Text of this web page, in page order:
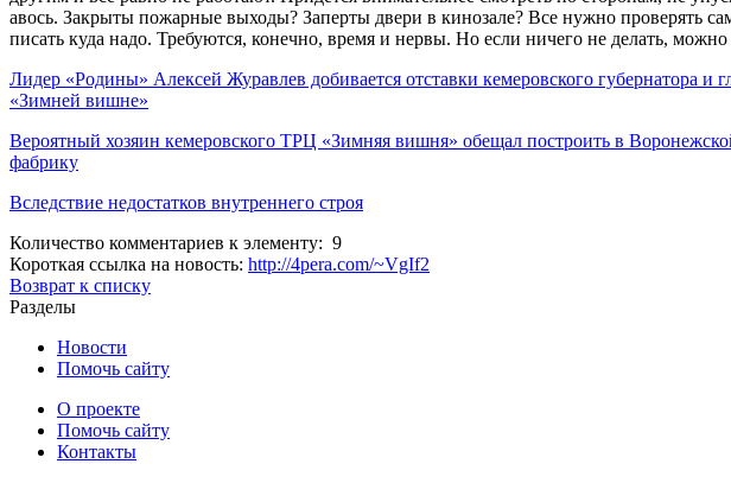
авось. Закрыты пожарные выходы? Заперты двери в кинозале? Все нужно проверять
писать куда надо. Требуются, конечно, время и нервы. Но если ничего не делать, можно
Лидер «Родины» Алексей Журавлев добивается отставки кемеровского губернатора и
«Зимней вишне»
Вероятный хозяин кемеровского ТРЦ «Зимняя вишня» обещал построить в
фабрику
Вследствие недостатков внутреннего строя
Количество комментариев к элементу: 9
Короткая ссылка на новость: http://4pera.com/~VgIf2
Возврат к списку
Разделы
Новости
Помочь сайту
О проекте
Помочь сайту
Контакты